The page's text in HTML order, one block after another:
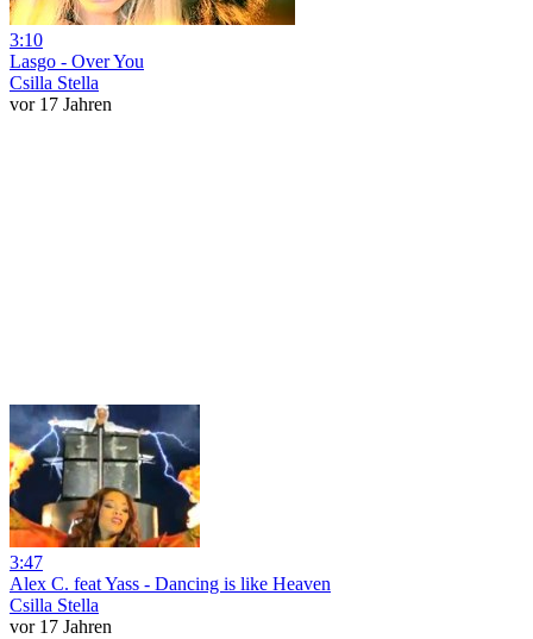
3:10
Lasgo - Over You
Csilla Stella
vor 17 Jahren
3:47
Alex C. feat Yass - Dancing is like Heaven
Csilla Stella
vor 17 Jahren